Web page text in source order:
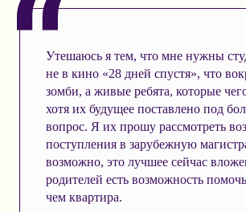
Утешаюсь я тем, что мне нужны
не в кино «28 дней спустя», что
зомби, а живые ребята, которые
хотя их будущее поставлено под
вопрос. Я их прошу рассмотреть
поступления в зарубежную
возможно, это лучшее сейчас
родителей есть возможность
чем квартира.